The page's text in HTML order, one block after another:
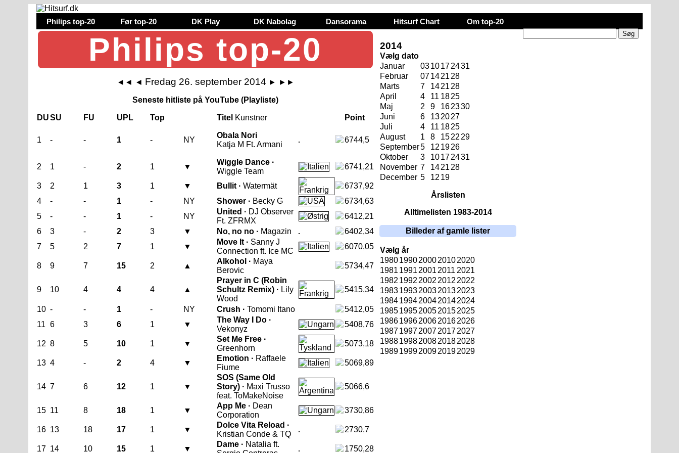
Philips top-20 Før top-20 DK Play DK Nabolag Dansorama Hitsurf Chart Om top-20
Philips top-20
◄◄ ◄ Fredag 26. september 2014 ► ►►
Seneste hitliste på YouTube (Playliste)
DUSU FU UPL Top Titel Kunstner Point
1 - - 1 - NY
Obala Nori
Katja M Ft. Armani
6744,5
2 1 - 2 1 ▼
Wiggle Dance ·
Wiggle Team
6741,21
3 2 1 3 1 ▼ Bullit · Watermät
6737,92
4
- - 1 - NY Shower · Becky G
6734,63
5
- - 1 - NY
United · DJ Observer
Ft. ZFRMX
6412,21
6
3 - 2 3 ▼ No, no no · Magazin
6402,34
7
5 2 7 1 ▼
Move It · Sanny J
Connection ft. Ice MC
6070,05
8 9 7 15 2 ▲
Alkohol · Maya
Berovic
5734,47
9 10 4 4 4 ▲
Prayer in C (Robin
Schultz Remix) · Lily
Wood
5415,34
10 - - 1 - NY Crush · Tomomi Itano
5412,05
11 6 3 6 1 ▼
The Way I Do ·
Vekonyz
5408,76
12 8 5 10 1 ▼
Set Me Free ·
Greenhorn
5073,18
13 4 - 2 4 ▼
Emotion · Raffaele
Fiume
5069,89
14 7 6 12 1 ▼
SOS (Same Old
Story) · Maxi Trusso
feat. ToMakeNoise
5066,6
15 11 8 18 1 ▼
App Me · Dean
Corporation
3730,86
16 13 18 17 1 ▼
Dolce Vita Reload ·
Kristian Conde & TQ
2730,7
17 14 10 15 1 ▼
Dame · Natalia ft.
1750,28
2014
Vælg dato
Januar
0310172431
Februar
071421 28
Marts
7 1421 28
April
4 11 1825
Maj
2 9 162330
Juni
6 132027
Juli
4 11 1825
August
1 8 1522 29
September5 12 1926
Oktober
3 10172431
November 7 1421 28
December 5 12 19
Årslisten
Alltimelisten 1983-2014
Billeder af gamle lister
Vælg år
19801990200020102020
1981 1991 2001 2011 2021
1982 1992 2002 2012 2022
19831993200320132023
19841994200420142024
19851995200520152025
19861996200620162026
19871997200720172027
19881998200820182028
19891999200920192029